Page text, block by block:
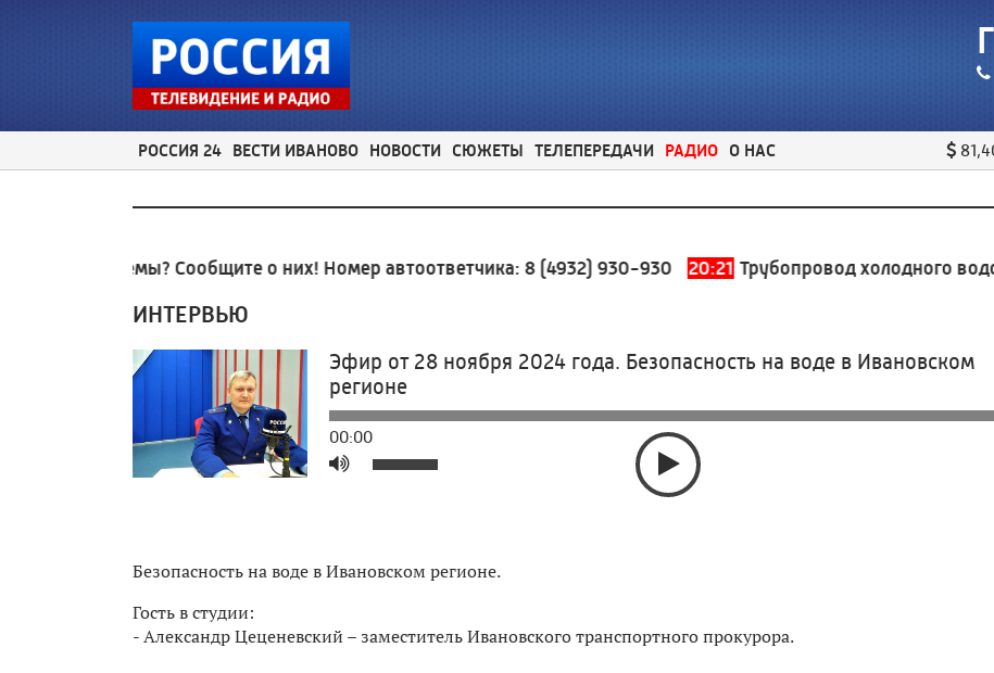
РОССИЯ 24 ВЕСТИ ИВАНОВО НОВОСТИ СЮЖЕТЫ ТЕЛЕПЕРЕДАЧИ РАДИО О НАС
проблемы? Сообщите о них! Номер автоответчика:8 (4932) 930-930 20:21 Трубопровод холодного
ИНТЕРВЬЮ
Эфир от 28 ноября 2024 года. Безопасность на воде в Ивановском
регионе
00:00
Безопасность на воде в Ивановском регионе.
Гость в студии:
- Александр Цеценевский – заместитель Ивановского транспортного прокурора.